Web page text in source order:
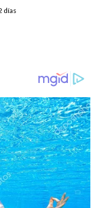
días